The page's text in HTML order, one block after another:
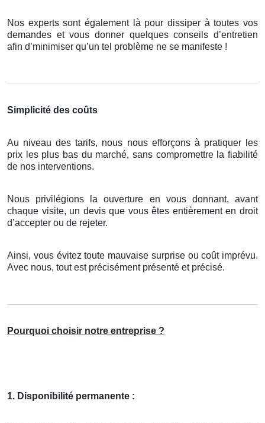
Nos experts sont également là pour dissiper à toutes vos
demandes et vous donner quelques conseils d’entretien
afin d’minimiser qu’un tel problème ne se manifeste !
Simplicité des coûts
Au niveau des tarifs, nous nous efforçons à pratiquer les
prix les plus bas du marché, sans compromettre la fiabilité
de nos interventions.
Nous privilégions la ouverture en vous donnant, avant
chaque visite, un devis que vous êtes entièrement en droit
d’accepter ou de rejeter.
Ainsi, vous évitez toute mauvaise surprise ou coût imprévu.
Avec nous, tout est précisément présenté et précisé.
Pourquoi choisir notre entreprise ?
1. Disponibilité permanente :